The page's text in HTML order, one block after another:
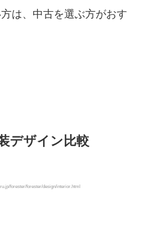
は、中古を選ぶ方がおす
デザイン比較
forester/forester/design/interior.html